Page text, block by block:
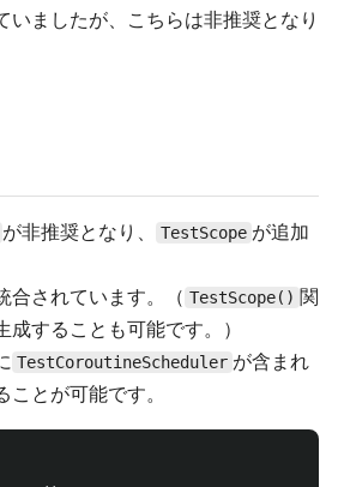
いましたが、こちらは非推奨となり
が非推奨となり、 TestScope が追加
合されています。（ TestScope() 関
することも可能です。）
TestCoroutineScheduler が含まれ
とが可能です。